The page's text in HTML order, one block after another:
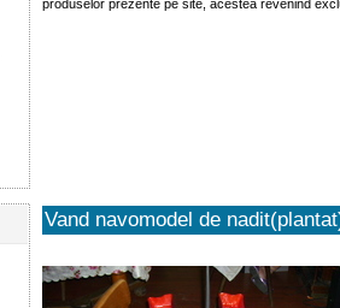
produselor prezente pe site, acestea revenind
Vand navomodel de